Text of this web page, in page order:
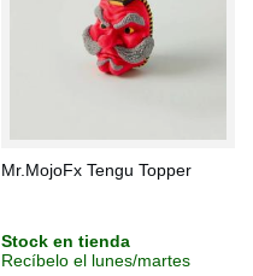
Mr.MojoFx Tengu Topper
Stock en tienda
Recíbelo el lunes/martes